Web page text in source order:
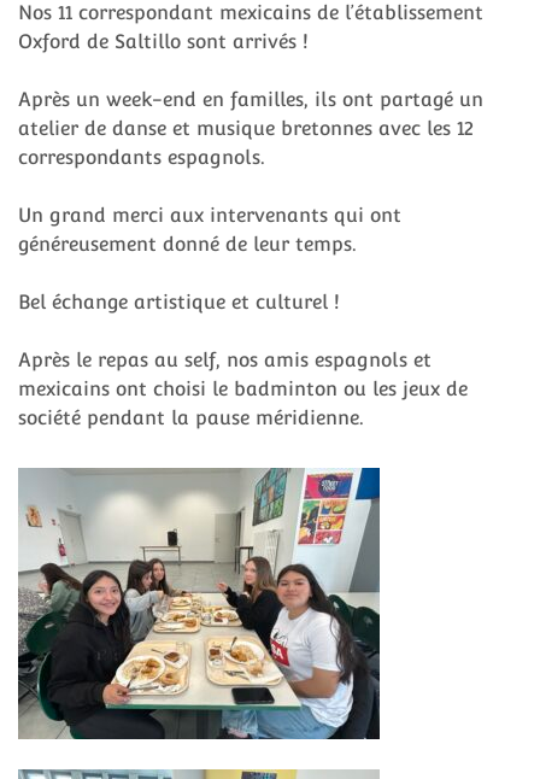
Nos 11 correspondant mexicains de l’établissement
Oxford de Saltillo sont arrivés !
Après un week-end en familles, ils ont partagé un
atelier de danse et musique bretonnes avec les 12
correspondants espagnols.
Un grand merci aux intervenants qui ont
généreusement donné de leur temps.
Bel échange artistique et culturel !
Après le repas au self, nos amis espagnols et
mexicains ont choisi le badminton ou les jeux de
société pendant la pause méridienne.